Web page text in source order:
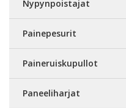
Nypynpoistajat
Painepesurit
Paineruiskupullot
Paneeliharjat